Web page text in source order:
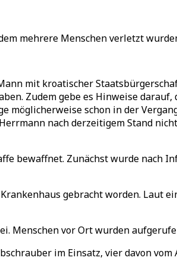
mehrere Menschen verletzt
mit kroatischer
Zudem gebe es Hinweise darauf,
möglicherweise schon in der
nach derzeitigem Stand
bewaffnet. Zunächst wurde nach
gebracht worden. Laut
Menschen vor Ort wurden
im Einsatz, vier davon vom